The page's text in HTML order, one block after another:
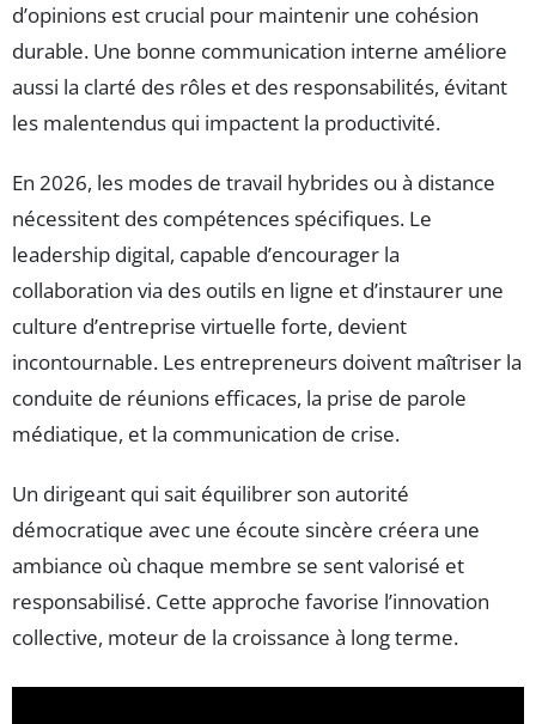
d’opinions est crucial pour maintenir une cohésion
durable. Une bonne communication interne améliore
aussi la clarté des rôles et des responsabilités, évitant
les malentendus qui impactent la productivité.
En 2026, les modes de travail hybrides ou à distance
nécessitent des compétences spécifiques. Le
leadership digital, capable d’encourager la
collaboration via des outils en ligne et d’instaurer une
culture d’entreprise virtuelle forte, devient
incontournable. Les entrepreneurs doivent maîtriser la
conduite de réunions efficaces, la prise de parole
médiatique, et la communication de crise.
Un dirigeant qui sait équilibrer son autorité
démocratique avec une écoute sincère créera une
ambiance où chaque membre se sent valorisé et
responsabilisé. Cette approche favorise l’innovation
collective, moteur de la croissance à long terme.